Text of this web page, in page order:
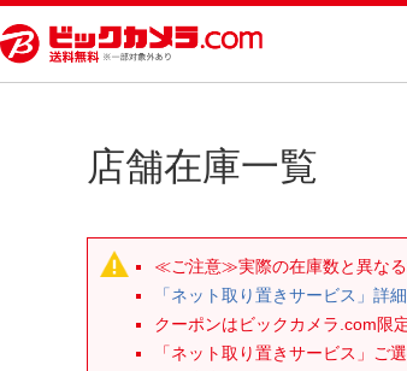
店舗在庫一覧
≪ご注意≫実際の在庫数と異なる
「ネット取り置きサービス」詳細
クーポンはビックカメラ.com限
「ネット取り置きサービス」ご